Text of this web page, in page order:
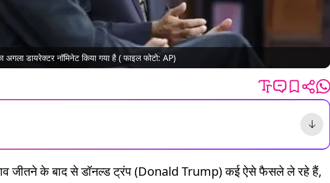
डायरेक्टर नॉमिनेट किया गया है ( फाइल फोटो: AP)
जीतने के बाद से डॉनल्ड ट्रंप (Donald Trump) कई ऐसे फैसले ले रहे हैं,